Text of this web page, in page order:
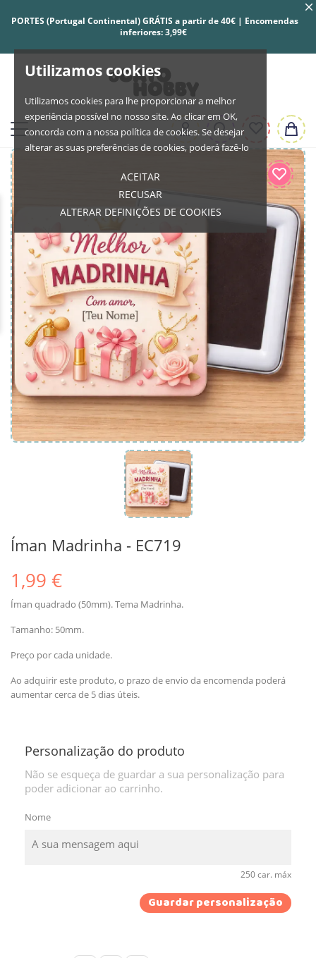
Utilizamos cookies
Utilizamos cookies para lhe proporcionar a melhor
experiência possível no nosso site. Ao clicar em OK,
concorda com a nossa política de cookies. Se desejar
alterar as suas preferências de cookies, poderá fazê-lo
ACEITAR
RECUSAR
ALTERAR DEFINIÇÕES DE COOKIES
PORTES (Portugal Continental) GRÁTIS a partir de 40€ | Encomendas
inferiores: 3,99€
Íman Madrinha - EC719
1,99 €
Íman quadrado (50mm). Tema Madrinha.
Tamanho: 50mm.
Preço por cada unidade.
Ao adquirir este produto, o prazo de envio da encomenda poderá
aumentar cerca de 5 dias úteis.
Personalização do produto
Não se esqueça de guardar a sua personalização para
poder adicionar ao carrinho.
Nome
250 car. máx
Guardar personalização